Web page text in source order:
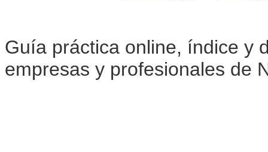
Guía práctica online, índice y
empresas y profesionales de